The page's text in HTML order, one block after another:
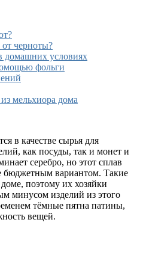
из
этого
метала
черноты?
домашних условиях
фольги
мельхиора дома
в качестве сырья для
как посуды, так и монет и
серебро, но этот сплав
бюджетным вариантом. Такие
поэтому их хозяйки
минусом изделий из этого
тёмные пятна патины,
вещей.